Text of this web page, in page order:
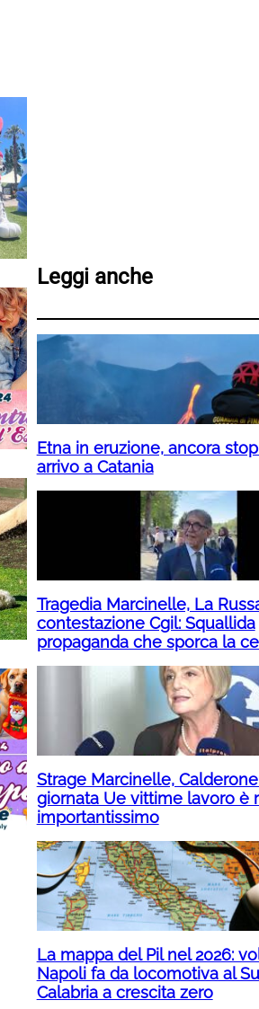
Leggi anche
Etna in eruzione, ancora
arrivo a Catania
Tragedia Marcinelle, La
contestazione Cgil: Squallida
propaganda che sporca la
Strage Marcinelle,
giornata Ue vittime lavoro è
importantissimo
La mappa del Pil nel 2026:
Napoli fa da locomotiva al
Calabria a crescita zero